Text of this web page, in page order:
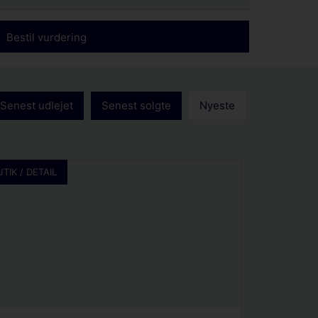
Bestil vurdering
Nyeste
Senest solgte
Senest udlejet
/ DETAIL